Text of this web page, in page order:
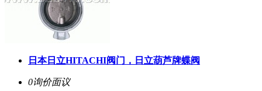
日本日立HITACHI阀门，日立葫芦牌蝶阀
0询价面议